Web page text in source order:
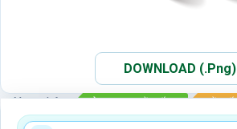
DOWNLOAD (.Png)
Xem thêm: